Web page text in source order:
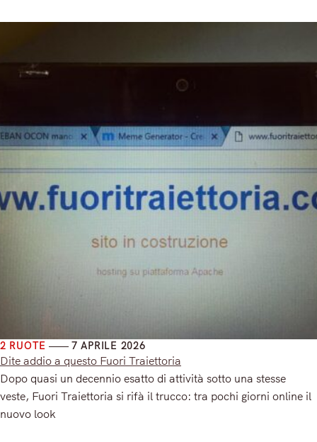
2 RUOTE 7 APRILE 2026
Dite addio a questo Fuori Traiettoria
Dopo quasi un decennio esatto di attività sotto una stesse
veste, Fuori Traiettoria si rifà il trucco: tra pochi giorni online il
nuovo look